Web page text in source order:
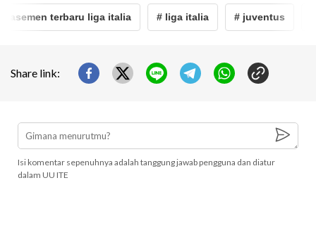
terbaru liga italia # liga italia # juventus
Share link:
Isi komentar sepenuhnya adalah tanggung jawab pengguna dan diatur
dalam UU ITE